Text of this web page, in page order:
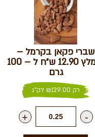
שברי פקאן בקרמל –
מומלץ 12.90 ש״ח ל – 100
גרם
רק ₪129.00 לק"ג
-
+